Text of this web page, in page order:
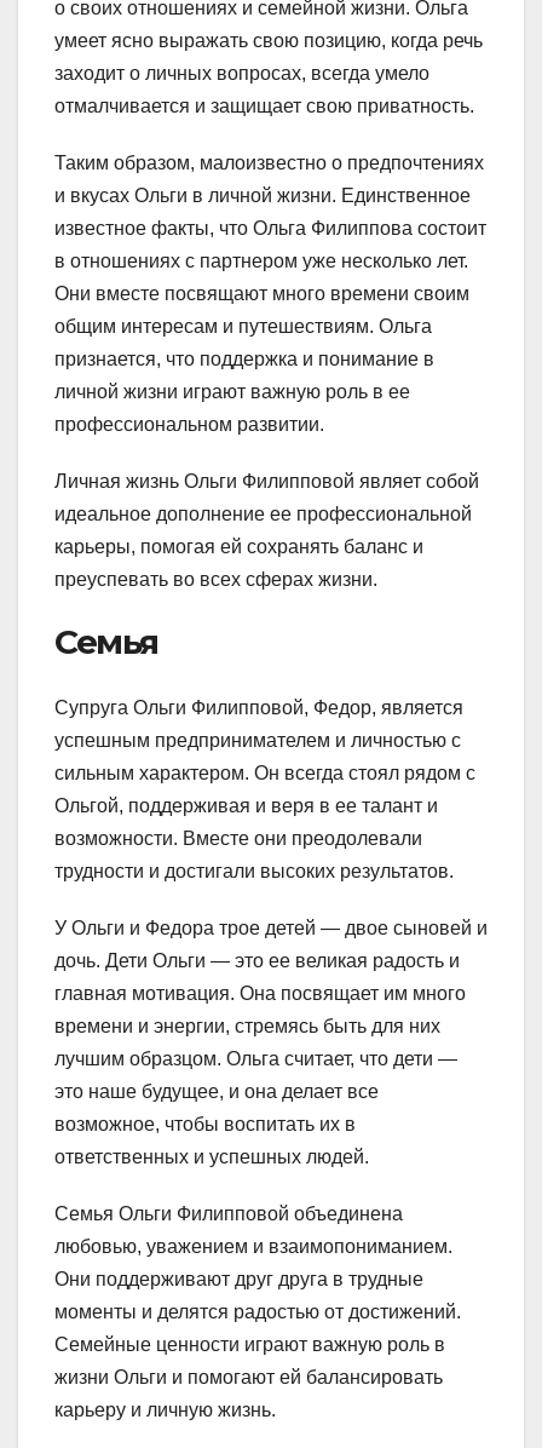
о своих отношениях и семейной жизни. Ольга
умеет ясно выражать свою позицию, когда речь
заходит о личных вопросах, всегда умело
отмалчивается и защищает свою приватность.
Таким образом, малоизвестно о предпочтениях
и вкусах Ольги в личной жизни. Единственное
известное факты, что Ольга Филиппова состоит
в отношениях с партнером уже несколько лет.
Они вместе посвящают много времени своим
общим интересам и путешествиям. Ольга
признается, что поддержка и понимание в
личной жизни играют важную роль в ее
профессиональном развитии.
Личная жизнь Ольги Филипповой являет собой
идеальное дополнение ее профессиональной
карьеры, помогая ей сохранять баланс и
преуспевать во всех сферах жизни.
Семья
Супруга Ольги Филипповой, Федор, является
успешным предпринимателем и личностью с
сильным характером. Он всегда стоял рядом с
Ольгой, поддерживая и веря в ее талант и
возможности. Вместе они преодолевали
трудности и достигали высоких результатов.
У Ольги и Федора трое детей — двое сыновей и
дочь. Дети Ольги — это ее великая радость и
главная мотивация. Она посвящает им много
времени и энергии, стремясь быть для них
лучшим образцом. Ольга считает, что дети —
это наше будущее, и она делает все
возможное, чтобы воспитать их в
ответственных и успешных людей.
Семья Ольги Филипповой объединена
любовью, уважением и взаимопониманием.
Они поддерживают друг друга в трудные
моменты и делятся радостью от достижений.
Семейные ценности играют важную роль в
жизни Ольги и помогают ей балансировать
карьеру и личную жизнь.